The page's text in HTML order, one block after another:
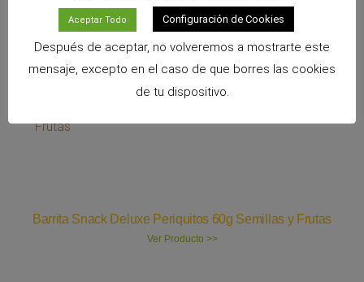
Barrita Snack Deluxe Periquitos 60g Semillas y Frutas
Ver Producto >>
Aceptar Todo Configuración de Cookies
Después de aceptar, no volveremos a mostrarte este
mensaje, excepto en el caso de que borres las cookies
de tu dispositivo.